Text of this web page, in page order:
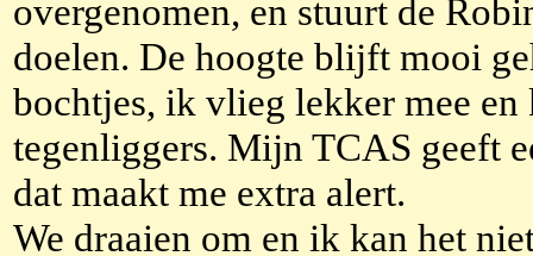
overgenomen, en stuurt de
doelen. De hoogte blijft mooi
bochtjes, ik vlieg lekker mee
tegenliggers. Mijn TCAS geeft
dat maakt me extra alert.
We draaien om en ik kan het